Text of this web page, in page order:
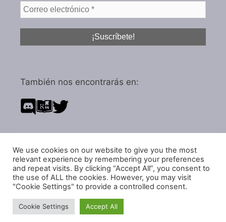
También nos encontrarás en:
Política de privacidad
Política de cookies
© 2026 IGARol Estudio• Creado con
We use cookies on our website to give you the most
relevant experience by remembering your preferences
and repeat visits. By clicking “Accept All”, you consent to
the use of ALL the cookies. However, you may visit
"Cookie Settings" to provide a controlled consent.
Cookie Settings Accept All